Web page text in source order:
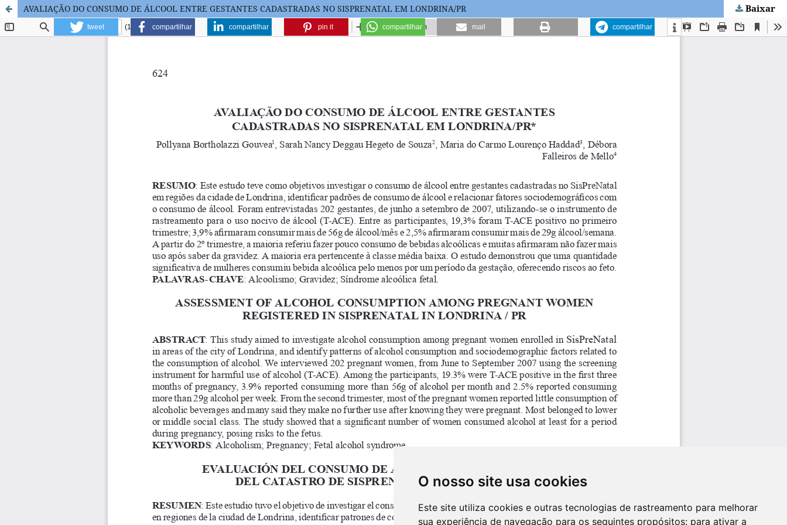
O nosso site usa cookies
Este site utiliza cookies e outras tecnologias de rastreamento para melhorar
sua experiência de navegação para os seguintes propósitos: para ativar a
AVALIAÇÃO DO CONSUMO DE ÁLCOOL ENTRE GESTANTES CADASTRADAS NO SISPRENATAL EM LONDRINA/PR Baixar
tweet compartilhar compartilhar pin it compartilhar mail compartilhar